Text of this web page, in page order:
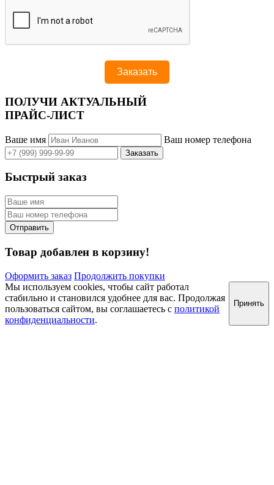
ПОЛУЧИ АКТУАЛЬНЫЙ
ПРАЙС-ЛИСТ
Ваше имя Ваш номер телефона
Быстрый заказ
Товар добавлен в корзину!
Оформить заказ Продолжить покупки
Мы используем cookies, чтобы сайт работал
стабильно и становился удобнее для вас. Продолжая
пользоваться сайтом, вы соглашаетесь с политикой
конфиденциальности.
Принять